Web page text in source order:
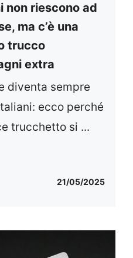
non riescono ad
ma c’è una
trucco
extra
diventa sempre
ecco perché
trucchetto si ...
21/05/2025